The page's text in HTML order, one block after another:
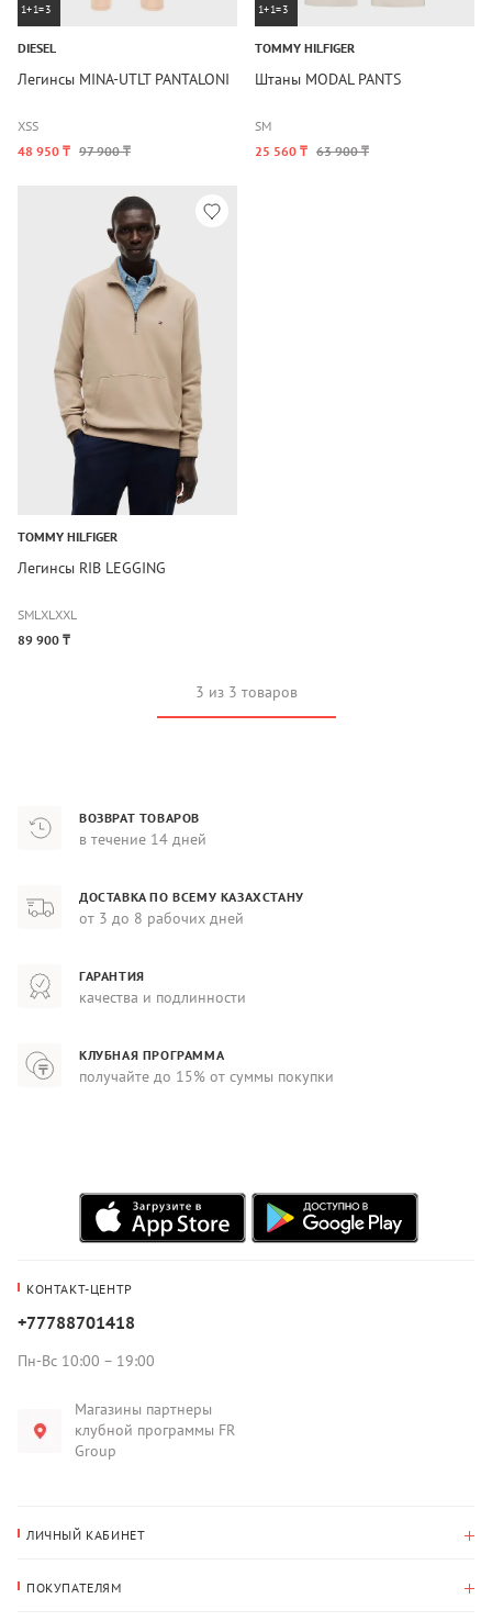
1+1=3
DIESEL
Легинсы MINA-UTLT PANTALONI
XSS
48 950 ₸ 97 900 ₸
1+1=3
TOMMY HILFIGER
Штаны MODAL PANTS
SM
25 560 ₸ 63 900 ₸
TOMMY HILFIGER
Легинсы RIB LEGGING
SMLXLXXL
89 900 ₸
3 из 3 товаров
ВОЗВРАТ ТОВАРОВ
в течение 14 дней
ДОСТАВКА ПО ВСЕМУ КАЗАХСТАНУ
от 3 до 8 рабочих дней
ГАРАНТИЯ
качества и подлинности
КЛУБНАЯ ПРОГРАММА
получайте до 15% от суммы покупки
КОНТАКТ-ЦЕНТР
+77788701418
Пн-Вс 10:00 – 19:00
Магазины партнеры
клубной программы FR
Group
ЛИЧНЫЙ КАБИНЕТ
ПОКУПАТЕЛЯМ